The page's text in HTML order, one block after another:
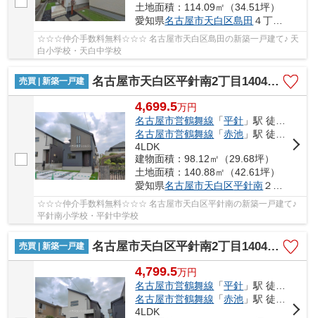
土地面積：114.09㎡（34.51坪）
愛知県名古屋市天白区島田 ４丁目2704
☆☆☆仲介手数料無料☆☆☆ 名古屋市天白区島田の新築一戸建て♪ 天
白小学校・天白中学校
売買 | 新築一戸建 名古屋市天白区平針南2丁目1404【仲介手数料無料】新築一戸建て 1号棟
4,699.5万円
名古屋市営鶴舞線 「平針 」駅 徒歩18分
名古屋市営鶴舞線 「赤池 」駅 徒歩28分
4LDK
建物面積：98.12㎡（29.68坪）
土地面積：140.88㎡（42.61坪）
愛知県名古屋市天白区平針南２丁目1404
☆☆☆仲介手数料無料☆☆☆ 名古屋市天白区平針南の新築一戸建て♪
平針南小学校・平針中学校
売買 | 新築一戸建 名古屋市天白区平針南2丁目1404【仲介手数料無料】新築一戸建て 2号棟
4,799.5万円
名古屋市営鶴舞線 「平針 」駅 徒歩18分
名古屋市営鶴舞線 「赤池 」駅 徒歩28分
4LDK